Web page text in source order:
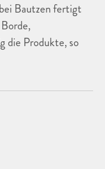
Bautzen fertigt
die Produkte, so